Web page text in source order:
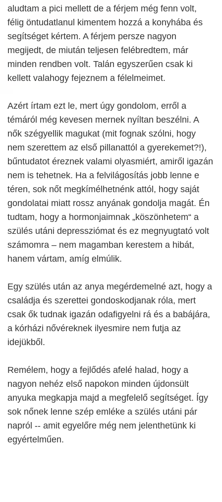
aludtam a pici mellett de a férjem még fenn volt,
félig öntudatlanul kimentem hozzá a konyhába és
segítséget kértem. A férjem persze nagyon
megijedt, de miután teljesen felébredtem, már
minden rendben volt. Talán egyszerűen csak ki
kellett valahogy fejeznem a félelmeimet.
Azért írtam ezt le, mert úgy gondolom, erről a
témáról még kevesen mernek nyíltan beszélni. A
nők szégyellik magukat (mit fognak szólni, hogy
nem szerettem az első pillanattól a gyerekemet?!),
bűntudatot éreznek valami olyasmiért, amiről igazán
nem is tehetnek. Ha a felvilágosítás jobb lenne e
téren, sok nőt megkímélhetnénk attól, hogy saját
gondolatai miatt rossz anyának gondolja magát. Én
tudtam, hogy a hormonjaimnak „köszönhetem“ a
szülés utáni depressziómat és ez megnyugtató volt
számomra – nem magamban kerestem a hibát,
hanem vártam, amíg elmúlik.
Egy szülés után az anya megérdemelné azt, hogy a
családja és szerettei gondoskodjanak róla, mert
csak ők tudnak igazán odafigyelni rá és a babájára,
a kórházi nővéreknek ilyesmire nem futja az
idejükből.
Remélem, hogy a fejlődés afelé halad, hogy a
nagyon nehéz első napokon minden újdonsült
anyuka megkapja majd a megfelelő segítséget. Így
sok nőnek lenne szép emléke a szülés utáni pár
napról -- amit egyelőre még nem jelenthetünk ki
egyértelműen.